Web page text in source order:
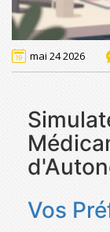
mai 24 2026
Vos